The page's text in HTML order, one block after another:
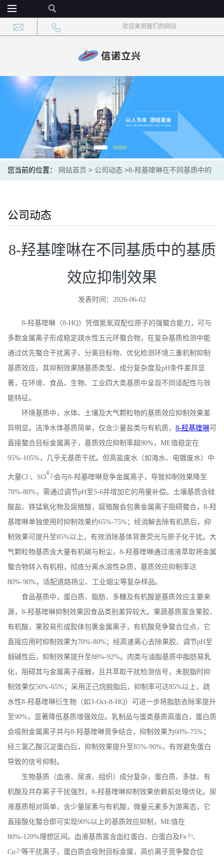
欢迎来到我们的网站
您当前的位置： 网站首页 > 公司动态 >8-羟基喹啉在不同基质中的
公司动态
8-羟基喹啉在不同基质中的基质
效应抑制效果
发表时间：2026-06-02
8-羟基喹啉（8-HQ）凭借氮氧双配位原子的强螯合能力，可与
多数金属离子形成稳定疏水性五元环螯合物，在复杂基质检测中能
通过优先螯合干扰离子、分离目标物、优化检测环境三重机制抑制
基质效应，其抑制效果随基质类型、成分复杂度及pH条件差异显
著，在环境、食品、生物、工业四大类基质中呈现不同适配性与效
能特征。
环境基质中，水体、土壤及大气颗粒物的基质效应抑制效果差
异明显。洁净水体基质简单，仅含少量盐类与有机质， 8-羟基喹啉可
直接螯合目标金属离子，基质效应抑制率超90%， ME值稳定在
95%-105%，几乎无基质干扰。但高盐废水（如海水、电镀废水）中
大量Cl -、 SO
42-会与8-羟基喹啉竞争金属离子，导致抑制效果降至
70%-80%，需通过调节pH至5-6并增加它的用量补偿。土壤基质含硅
酸盐、铁锰氧化物及腐殖酸，腐殖酸会包裹金属离子阻碍螯合， 8-羟
基喹啉单独使用时抑制效果约65%-75%；经消解去除有机质后，抑
制效果可提升至85%以上，有效消除基体背景荧光与原子化干扰。大
气颗粒物基质含大量有机碳与粉尘， 8-羟基喹啉通过液液萃取将金属
螯合物转入有机相，彻底分离水溶性杂质，基质效应抑制率达
80%-90%，适配道路扬尘、工业烟尘等复杂样品。
食品基质中，蛋白质、脂肪、多糖及有机酸是基质效应主要来
源， 8-羟基喹啉抑制效果因食品类别差异较大。果蔬基质富含果胶、
有机酸，果胶易形成胶体包裹金属离子，有机酸竞争螯合位点，它
直接应用时抑制效果为70%-80%；经高速离心去除果胶、调节pH至
弱碱性后，抑制效果提升至88%-92%。肉类与油脂基质中脂肪易乳
化，阻碍其与金属离子接触，且共萃取干扰检测信号，未脱脂时抑
制效果仅50%-65%；采用正己烷脱脂后，抑制率可达85%以上，疏
水性8-羟基喹啉衍生物（如3-Oct-8-HQ）可进一步将脂肪去除率提升
至90%，显著降低基质增强效应。乳制品与蛋类基质高蛋白，蛋白质
会吸附金属离子并与8-羟基喹啉竞争结合，抑制效果为60%-75%；
经三氯乙酸沉淀蛋白后，抑制效果提升至85%-90%，有效避免蛋白
导致的信号抑制。
生物基质（血液、尿液、组织）成分复杂，蛋白质、多肽、有
机酸及共存离子干扰强烈， 8-羟基喹啉抑制效果依赖前处理优化。尿
液基质相对简单，含少量尿素与有机酸，微量元素多为游离态，它
直接酸化螯合即可实现90%以上的基质效应抑制， ME值在
80%-120%理想区间。血液基质富含血红蛋白、白蛋白及Fe3+、
Cu 2+等干扰离子，蛋白质会吸附目标金属，高价离子竞争螯合位